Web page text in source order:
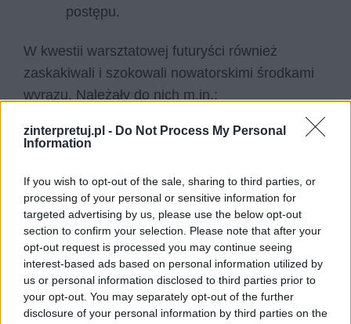
zinterpretuj.pl - Do Not Process My Personal
Information
If you wish to opt-out of the sale, sharing to third parties, or
processing of your personal or sensitive information for
targeted advertising by us, please use the below opt-out
section to confirm your selection. Please note that after your
opt-out request is processed you may continue seeing
interest-based ads based on personal information utilized by
us or personal information disclosed to third parties prior to
your opt-out. You may separately opt-out of the further
disclosure of your personal information by third parties on the
postępu.
W kwestii warsztatowej futuryści również
zaskakiwali i szokowali nowatorskimi środkami
wyrazu. Należały do nich m.in.:
zignorowanie tradycyjnej ortografii i
alfabetu w ogóle);
bogate stosowanie neologizmów;
częste pomijanie warstwy znaczeniowej
wiersza na rzecz warstwy brzmieniowej
albo wizualnej;
używanie języka potocznego;
stosowanie nazw i słów zaczerpniętych z